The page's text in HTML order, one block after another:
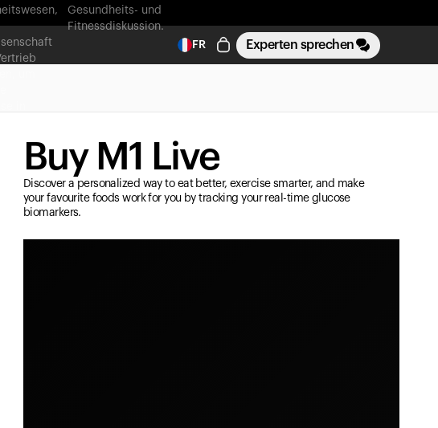
Gesundheits- und
Fitnessdiskussion.
FR
Experten sprechen
Buy M1 Live
Discover a personalized way to eat better, exercise smarter, and make
your favourite foods work for you by tracking your real-time glucose
biomarkers.